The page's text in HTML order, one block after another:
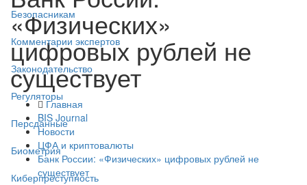
Безопасникам
Комментарии экспертов
Законодательство
Регуляторы
Персданные
Биометрия
Киберпреступность
«Физических»
цифровых рублей не
существует
Главная
BIS Journal
Новости
ЦФА и криптовалюты
Банк России: «Физических» цифровых рублей не
существует